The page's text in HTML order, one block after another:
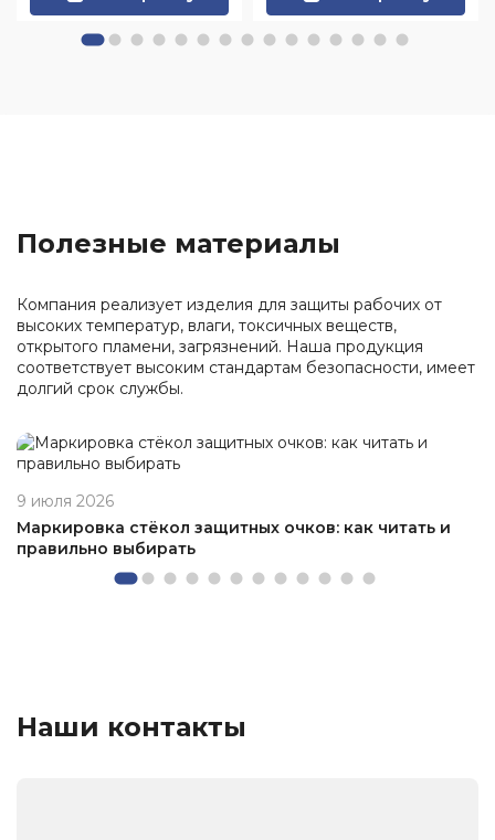
Полезные материалы
Компания реализует изделия для защиты рабочих от
высоких температур, влаги, токсичных веществ,
открытого пламени, загрязнений. Наша продукция
соответствует высоким стандартам безопасности, имеет
долгий срок службы.
9 июля 2026
Маркировка стёкол защитных очков: как читать и
правильно выбирать
Наши контакты